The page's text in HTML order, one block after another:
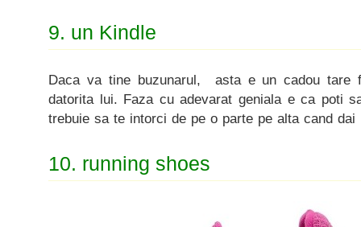
9. un Kindle
Daca va tine buzunarul, asta e un cadou tare
datorita lui. Faza cu adevarat geniala e ca poti
trebuie sa te intorci de pe o parte pe alta cand dai
10. running shoes